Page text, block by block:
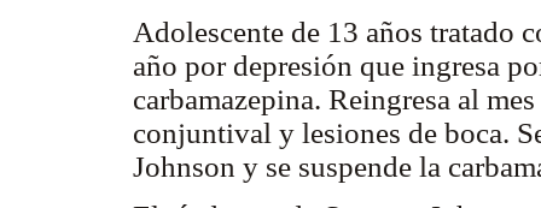
Adolescente de 13 años tratado
año por depresión que ingresa
carbamazepina. Reingresa al
conjuntival y lesiones de boca.
Johnson y se suspende la